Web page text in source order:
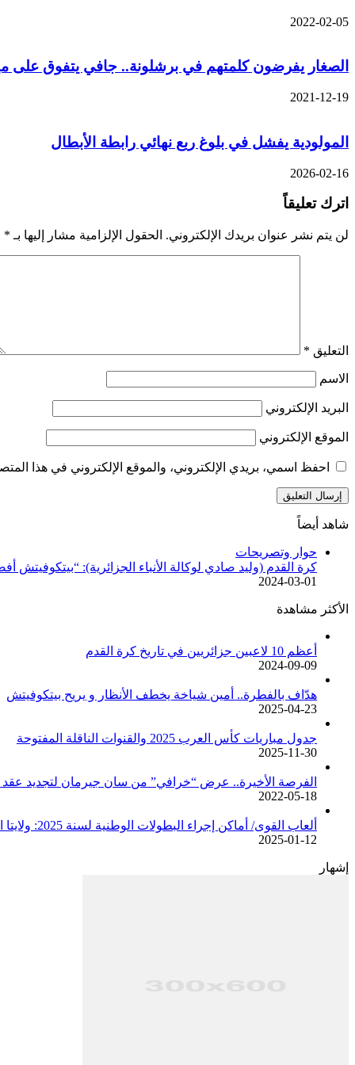
2022-02-05
الصغار يفرضون كلمتهم في برشلونة.. جافي يتفوق على
2021-12-19
المولودية يفشل في بلوغ ربع نهائي رابطة الأبطال
2026-02-16
اترك تعليقاً
لن يتم نشر عنوان بريدك الإلكتروني. الحقول الإلزامية مشار إليها بـ *
التعليق *
الاسم
البريد الإلكتروني
الموقع الإلكتروني
احفظ اسمي، بريدي الإلكتروني، والموقع الإلكتروني في هذا
شاهد أيضاً
حوار وتصريحات
كرة القدم (وليد صادي لوكالة الأنباء الجزائرية):
2024-03-01
الأكثر مشاهدة
أعظم 10 لاعبين جزائريين في تاريخ كرة القدم
2024-09-09
هدّاف بالفطرة.. أمين شياخة يخطف الأنظار و يريح بيتكوفيتش
2025-04-23
جدول مباريات كأس العرب 2025 والقنوات الناقلة المفتوحة
2025-11-30
الفرصة الأخيرة.. عرض “خرافي” من سان جيرمان لتجديد عقد
2022-05-18
ألعاب القوى/ أماكن إجراء البطولات الوطنية لسنة 2025: ولايتا الجزائر وبجاية تحتضنان أغلبية المسابقات /اتحادية/
2025-01-12
إشهار